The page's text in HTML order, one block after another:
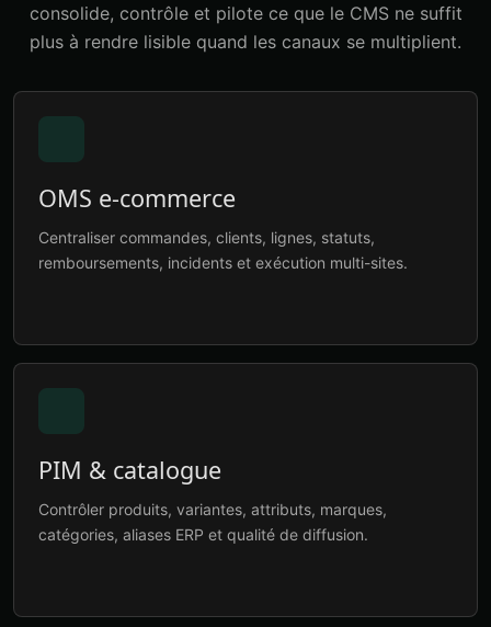
consolide, contrôle et pilote ce que le CMS ne suffit
plus à rendre lisible quand les canaux se multiplient.
OMS e-commerce
Centraliser commandes, clients, lignes, statuts,
remboursements, incidents et exécution multi-sites.
PIM & catalogue
Contrôler produits, variantes, attributs, marques,
catégories, aliases ERP et qualité de diffusion.